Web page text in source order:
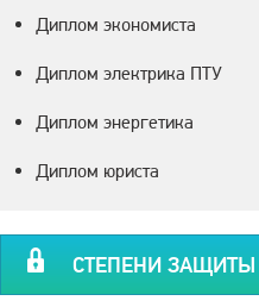
Диплом экономиста
Диплом электрика ПТУ
Диплом энергетика
Диплом юриста
СТЕПЕНИ ЗАЩИТЫ